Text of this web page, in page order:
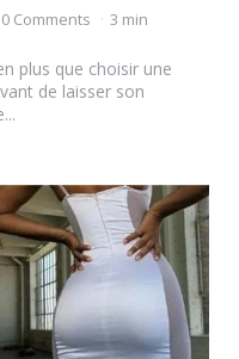
0 Comments 3 min
plus que choisir une
de laisser son